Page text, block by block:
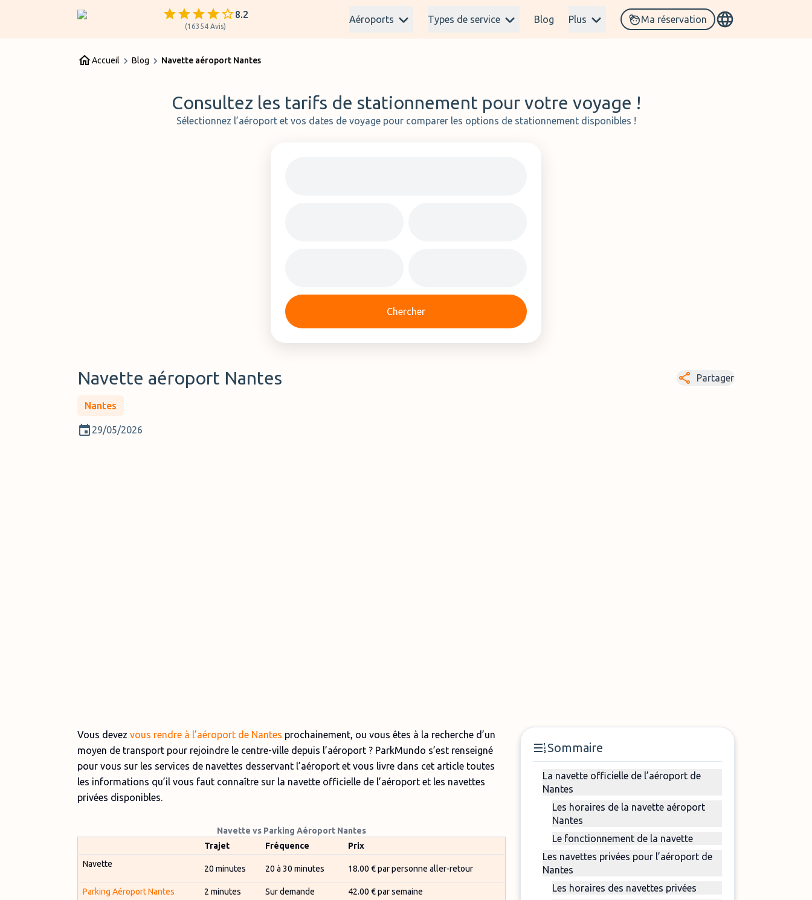
8.2
(16354 Avis)
Aéroports Types de service Blog Plus Ma réservation
Accueil Blog Navette aéroport Nantes
Consultez les tarifs de stationnement pour votre voyage !
Sélectionnez l’aéroport et vos dates de voyage pour comparer les options de stationnement disponibles !
Chercher
Navette aéroport Nantes Partager
Nantes
29/05/2026
Sommaire
La navette officielle de l’aéroport de
Nantes
Les horaires de la navette aéroport
Nantes
Le fonctionnement de la navette
Les navettes privées pour l’aéroport de
Nantes
Les horaires des navettes privées
Vous devez vous rendre à l’aéroport de Nantes prochainement, ou vous êtes à la recherche d’un
moyen de transport pour rejoindre le centre-ville depuis l’aéroport ? ParkMundo s’est renseigné
pour vous sur les services de navettes desservant l’aéroport et vous livre dans cet article toutes
les informations qu’il vous faut connaître sur la navette officielle de l’aéroport et les navettes
privées disponibles.
Navette vs Parking Aéroport Nantes
Trajet
Fréquence
Prix
Navette
20 minutes 20 à 30 minutes 18.00 € par personne aller-retour
Parking Aéroport Nantes 2 minutes Sur demande 42.00 € par semaine